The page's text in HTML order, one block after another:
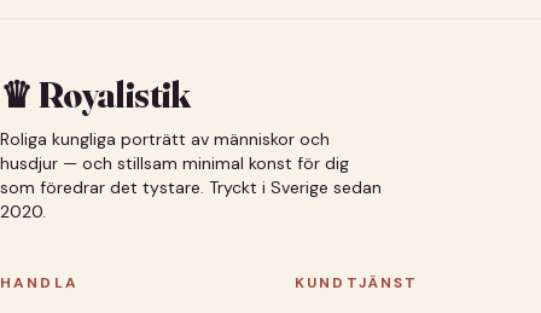
♛ Royalistik
Roliga kungliga porträtt av människor och
husdjur — och stillsam minimal konst för dig
som föredrar det tystare. Tryckt i Sverige sedan
2020.
HANDLA KUNDTJÄNST